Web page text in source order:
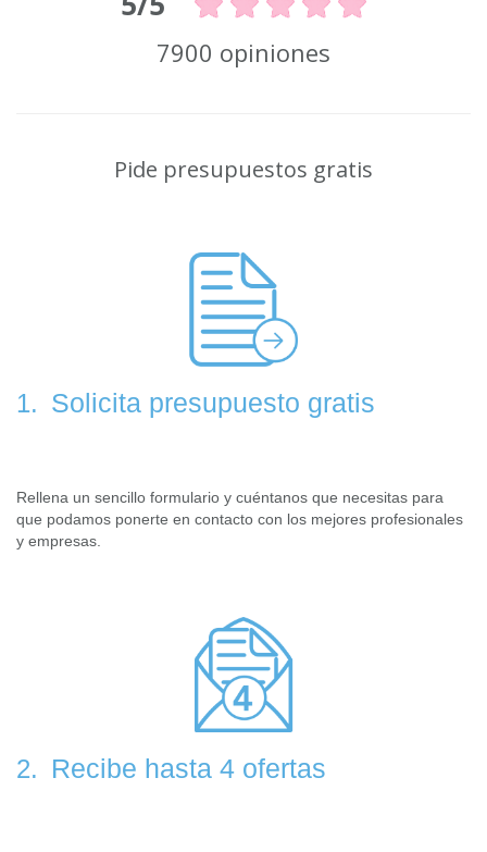
7900 opiniones
Pide presupuestos gratis
1. Solicita presupuesto gratis
Rellena un sencillo formulario y cuéntanos que necesitas para
que podamos ponerte en contacto con los mejores profesionales
y empresas.
2. Recibe hasta 4 ofertas